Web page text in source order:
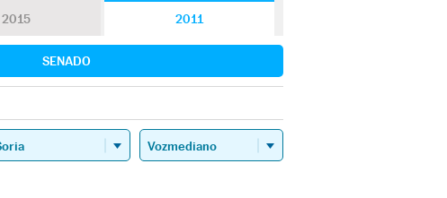
2015 2011
SENADO